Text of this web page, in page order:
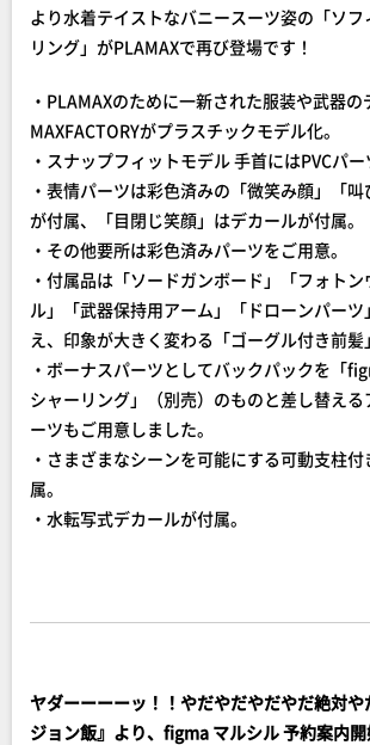
より水着テイストなバニースーツ姿の「ソ
リング」がPLAMAXで再び登場です！
・PLAMAXのために一新された服装や武器の
MAXFACTORYがプラスチックモデル化。
・スナップフィットモデル 手首にはPVCパー
・表情パーツは彩色済みの「微笑み顔」「叫
が付属、「目閉じ笑顔」はデカールが付属。
・その他要所は彩色済みパーツをご用意。
・付属品は「ソードガンボード」「フォト
ル」「武器保持用アーム」「ドローンパー
え、印象が大きく変わる「ゴーグル付き前髪
・ボーナスパーツとしてバックパックを「
シャーリング」（別売）のものと差し替え
ーツもご用意しました。
・さまざまなシーンを可能にする可動支柱
属。
・水転写式デカールが付属。
ヤダーーーーッ！！やだやだやだやだ絶対
ジョン飯』より、figma マルシル 予約案内開